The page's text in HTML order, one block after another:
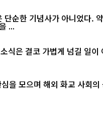
순한 기념사가 아니었다.
...
은 결코 가볍게 넘길 일
의 공감을 이끌어내고 있다. 18